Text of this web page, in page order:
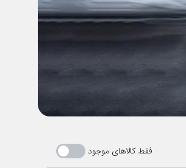
فقط کالاهای موجود